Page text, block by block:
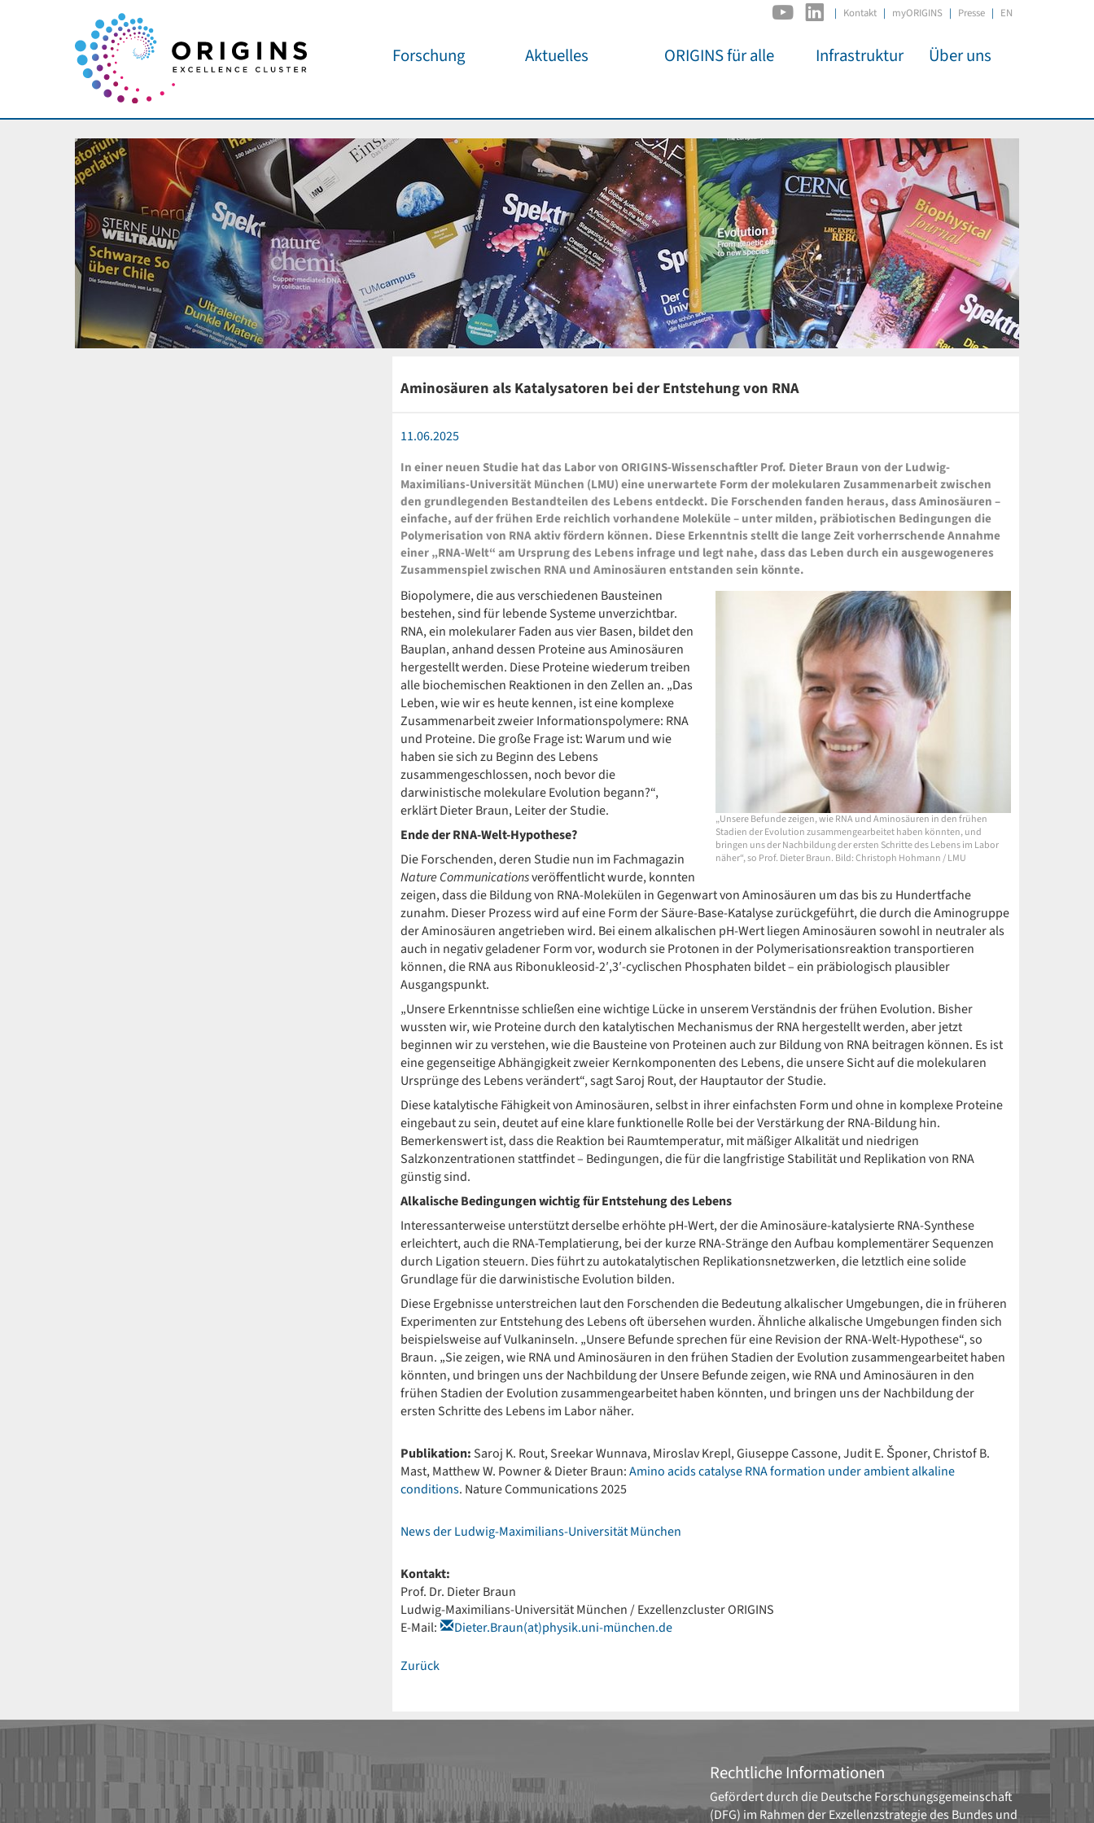
| Kontakt myORIGINS Presse EN
Forschung
Workshop-Support
Seed-Projekte
Forschungspartner
Publikationen
Aktuelles
Events
Öffentliche Events
Wichtige Termine
ORIGINS für alle
Café & Kosmos
Kosmisches Kino
Wissenschaft für
Jedermann
Für Schulen
Vortragspool
Infrastruktur
ODSL / ODC
D-Hub
CORE
Über uns
Gremien
Organisation
Institutionen
Mentoring
Stellenangebote
Aminosäuren als Katalysatoren bei der Entstehung von RNA
11.06.2025
In einer neuen Studie hat das Labor von ORIGINS-Wissenschaftler Prof. Dieter Braun von der Ludwig-
Maximilians-Universität München (LMU) eine unerwartete Form der molekularen Zusammenarbeit zwischen
den grundlegenden Bestandteilen des Lebens entdeckt. Die Forschenden fanden heraus, dass Aminosäuren –
einfache, auf der frühen Erde reichlich vorhandene Moleküle – unter milden, präbiotischen Bedingungen die
Polymerisation von RNA aktiv fördern können. Diese Erkenntnis stellt die lange Zeit vorherrschende Annahme
einer „RNA-Welt“ am Ursprung des Lebens infrage und legt nahe, dass das Leben durch ein ausgewogeneres
Zusammenspiel zwischen RNA und Aminosäuren entstanden sein könnte.
„Unsere Befunde zeigen, wie RNA und Aminosäuren in den frühen
Stadien der Evolution zusammengearbeitet haben könnten, und
bringen uns der Nachbildung der ersten Schritte des Lebens im Labor
näher“, so Prof. Dieter Braun. Bild: Christoph Hohmann / LMU
Biopolymere, die aus verschiedenen Bausteinen
bestehen, sind für lebende Systeme unverzichtbar.
RNA, ein molekularer Faden aus vier Basen, bildet den
Bauplan, anhand dessen Proteine aus Aminosäuren
hergestellt werden. Diese Proteine wiederum treiben
alle biochemischen Reaktionen in den Zellen an. „Das
Leben, wie wir es heute kennen, ist eine komplexe
Zusammenarbeit zweier Informationspolymere: RNA
und Proteine. Die große Frage ist: Warum und wie
haben sie sich zu Beginn des Lebens
zusammengeschlossen, noch bevor die
darwinistische molekulare Evolution begann?“,
erklärt Dieter Braun, Leiter der Studie.
Ende der RNA-Welt-Hypothese?
Die Forschenden, deren Studie nun im Fachmagazin
Nature Communicationsveröffentlicht wurde, konnten
zeigen, dass die Bildung von RNA-Molekülen in Gegenwart von Aminosäuren um das bis zu Hundertfache
zunahm. Dieser Prozess wird auf eine Form der Säure-Base-Katalyse zurückgeführt, die durch die Aminogruppe
der Aminosäuren angetrieben wird. Bei einem alkalischen pH-Wert liegen Aminosäuren sowohl in neutraler als
auch in negativ geladener Form vor, wodurch sie Protonen in der Polymerisationsreaktion transportieren
können, die RNA aus Ribonukleosid-2′,3′-cyclischen Phosphaten bildet – ein präbiologisch plausibler
Ausgangspunkt.
„Unsere Erkenntnisse schließen eine wichtige Lücke in unserem Verständnis der frühen Evolution. Bisher
wussten wir, wie Proteine durch den katalytischen Mechanismus der RNA hergestellt werden, aber jetzt
beginnen wir zu verstehen, wie die Bausteine von Proteinen auch zur Bildung von RNA beitragen können. Es ist
eine gegenseitige Abhängigkeit zweier Kernkomponenten des Lebens, die unsere Sicht auf die molekularen
Ursprünge des Lebens verändert“, sagt Saroj Rout, der Hauptautor der Studie.
Diese katalytische Fähigkeit von Aminosäuren, selbst in ihrer einfachsten Form und ohne in komplexe Proteine
eingebaut zu sein, deutet auf eine klare funktionelle Rolle bei der Verstärkung der RNA-Bildung hin.
Bemerkenswert ist, dass die Reaktion bei Raumtemperatur, mit mäßiger Alkalität und niedrigen
Salzkonzentrationen stattfindet – Bedingungen, die für die langfristige Stabilität und Replikation von RNA
günstig sind.
Alkalische Bedingungen wichtig für Entstehung des Lebens
Interessanterweise unterstützt derselbe erhöhte pH-Wert, der die Aminosäure-katalysierte RNA-Synthese
erleichtert, auch die RNA-Templatierung, bei der kurze RNA-Stränge den Aufbau komplementärer Sequenzen
durch Ligation steuern. Dies führt zu autokatalytischen Replikationsnetzwerken, die letztlich eine solide
Grundlage für die darwinistische Evolution bilden.
Diese Ergebnisse unterstreichen laut den Forschenden die Bedeutung alkalischer Umgebungen, die in früheren
Experimenten zur Entstehung des Lebens oft übersehen wurden. Ähnliche alkalische Umgebungen finden sich
beispielsweise auf Vulkaninseln. „Unsere Befunde sprechen für eine Revision der RNA-Welt-Hypothese“, so
Braun. „Sie zeigen, wie RNA und Aminosäuren in den frühen Stadien der Evolution zusammengearbeitet haben
könnten, und bringen uns der Nachbildung der Unsere Befunde zeigen, wie RNA und Aminosäuren in den
frühen Stadien der Evolution zusammengearbeitet haben könnten, und bringen uns der Nachbildung der
ersten Schritte des Lebens im Labor näher.
Publikation: Saroj K. Rout, Sreekar Wunnava, Miroslav Krepl, Giuseppe Cassone, Judit E. Šponer, Christof B.
Mast, Matthew W. Powner & Dieter Braun:Amino acids catalyse RNA formation under ambient alkaline
conditions. Nature Communications 2025
News der Ludwig-Maximilians-Universität München
Kontakt:
Prof. Dr. Dieter Braun
Ludwig-Maximilians-Universität München / Exzellenzcluster ORIGINS
E-Mail:
Dieter.Braun(at)physik.uni-münchen.de
Zurück
Rechtliche Informationen
Gefördert durch dieDeutsche Forschungsgemeinschaft
(DFG) im Rahmen der Exzellenzstrategie des Bundes und